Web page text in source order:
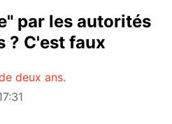
par les autorités
? C'est faux
deux ans.